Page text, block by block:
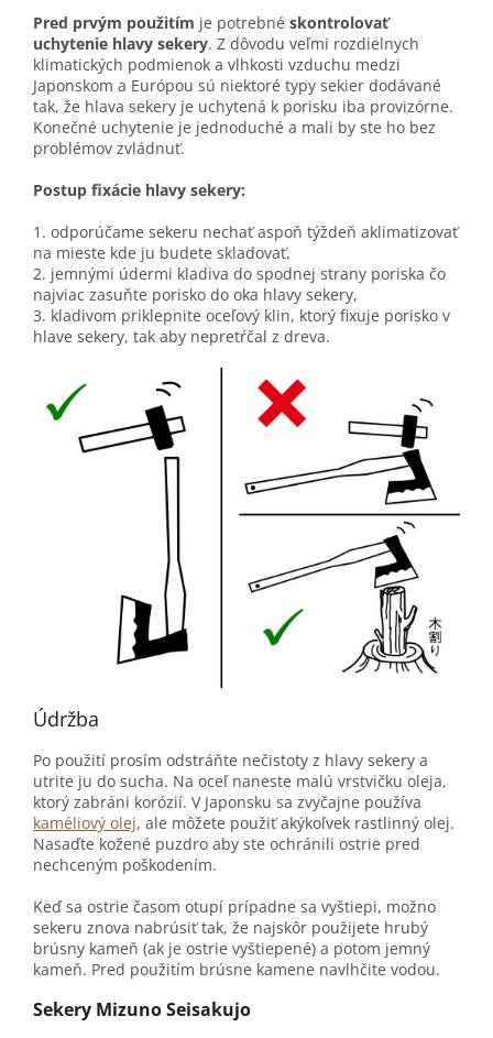
Pred prvým použitím je potrebné skontrolovať
uchytenie hlavy sekery. Z dôvodu veľmi rozdielnych
klimatických podmienok a vlhkosti vzduchu medzi
Japonskom a Európou sú niektoré typy sekier dodávané
tak, že hlava sekery je uchytená k porisku iba provizórne.
Konečné uchytenie je jednoduché a mali by ste ho bez
problémov zvládnuť.
Postup fixácie hlavy sekery:
1. odporúčame sekeru nechať aspoň týždeň aklimatizovať
na mieste kde ju budete skladovať,
2. jemnými údermi kladiva do spodnej strany poriska čo
najviac zasuňte porisko do oka hlavy sekery,
3. kladivom priklepnite oceľový klin, ktorý fixuje porisko v
hlave sekery, tak aby nepretŕčal z dreva.
Údržba
Po použití prosím odstráňte nečistoty z hlavy sekery a
utrite ju do sucha. Na oceľ naneste malú vrstvičku oleja,
ktorý zabráni korózií. V Japonsku sa zvyčajne používa
kaméliový olej, ale môžete použiť akýkoľvek rastlinný olej.
Nasaďte kožené puzdro aby ste ochránili ostrie pred
nechceným poškodením.
Keď sa ostrie časom otupí prípadne sa vyštiepi, možno
sekeru znova nabrúsiť tak, že najskôr použijete hrubý
brúsny kameň (ak je ostrie vyštiepené) a potom jemný
kameň. Pred použitím brúsne kamene navlhčite vodou.
Sekery Mizuno Seisakujo